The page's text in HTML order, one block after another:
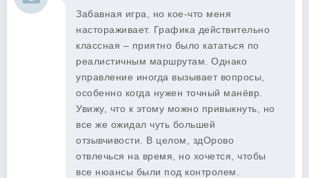
Забавная игра, но кое-что меня
настораживает. Графика действительно
классная – приятно было кататься по
реалистичным маршрутам. Однако
управление иногда вызывает вопросы,
особенно когда нужен точный манёвр.
Увижу, что к этому можно привыкнуть, но
все же ожидал чуть большей
отзывчивости. В целом, здОрово
отвлечься на время, но хочется, чтобы
все нюансы были под контролем.